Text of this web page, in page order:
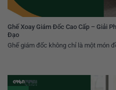
Ghế Xoay Giám Đốc Cao Cấp – Giải
Đạo
Ghế giám đốc không chỉ là một món